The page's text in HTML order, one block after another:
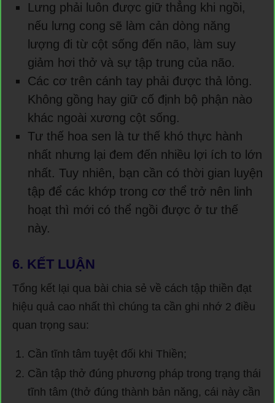
Lưng phải luôn được giữ thẳng khi ngồi,
nếu lưng cong sẽ làm cản dòng năng
lượng đi từ cột sống đến não, làm suy
giảm hơi thở và sự tập trung của não.
Các cơ trên cánh tay phải được thả lỏng.
Không gồng hay giữ cố định bộ phận nào
khác ngoài xương cột sống.
Tư thế hoa sen là tư thế khó thực hành
nhất nhưng lại đem đến nhiều lợi ích to lớn
nhất. Tuy nhiên, bạn cần có thời gian luyện
tập để các khớp trong cơ thể trở nên linh
hoạt thì mới có thể ngồi được ở tư thế
này.
6. KẾT LUẬN
Tổng kết lại qua bài chia sẻ về cách tập thiền đạt
hiệu quả cao nhất thì chúng ta cần ghi nhớ 2 điều
quan trọng sau:
Cần tĩnh tâm tuyệt đối khi Thiền;
Cần tập thở đúng phương pháp trong trạng thái
tĩnh tâm (thở đúng thành bản năng, cái này cần